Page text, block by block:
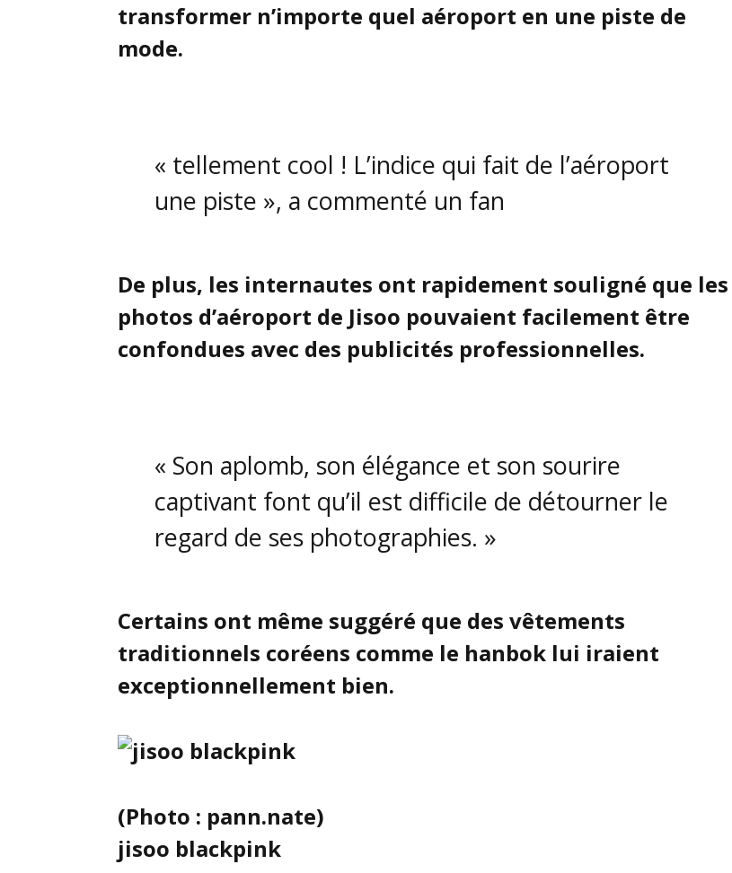
transformer n’importe quel aéroport en une piste de
mode.
« tellement cool ! L’indice qui fait de l’aéroport
une piste », a commenté un fan
De plus, les internautes ont rapidement souligné que les
photos d’aéroport de Jisoo pouvaient facilement être
confondues avec des publicités professionnelles.
« Son aplomb, son élégance et son sourire
captivant font qu’il est difficile de détourner le
regard de ses photographies. »
Certains ont même suggéré que des vêtements
traditionnels coréens comme le hanbok lui iraient
exceptionnellement bien.
(Photo : pann.nate)
jisoo blackpink